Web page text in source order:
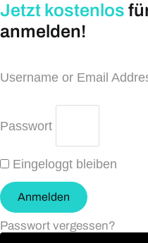
Jetzt kostenlos
anmelden!
Username or Email
Passwort
Eingeloggt bleiben
Anmelden
Passwort vergessen?